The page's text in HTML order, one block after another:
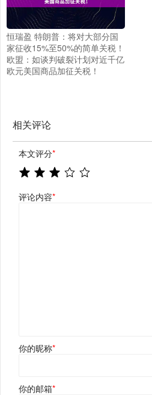
恒瑞盈 特朗普：将对大部分国
家征收15%至50%的简单关税！
欧盟：如谈判破裂计划对近千亿
欧元美国商品加征关税！
相关评论
本文评分*
评论内容*
你的昵称*
你的邮箱*